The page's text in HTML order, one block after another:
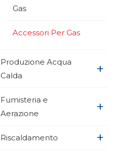
Gas
Accessori Per Gas
Produzione Acqua
Calda
+
Fumisteria e
Aerazione
+
Riscaldamento +